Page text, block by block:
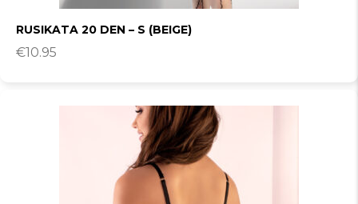
RUSIKATA 20 DEN – S (BEIGE)
€10.95